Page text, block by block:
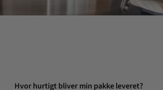
Hvor hurtigt bliver min pakke leveret?